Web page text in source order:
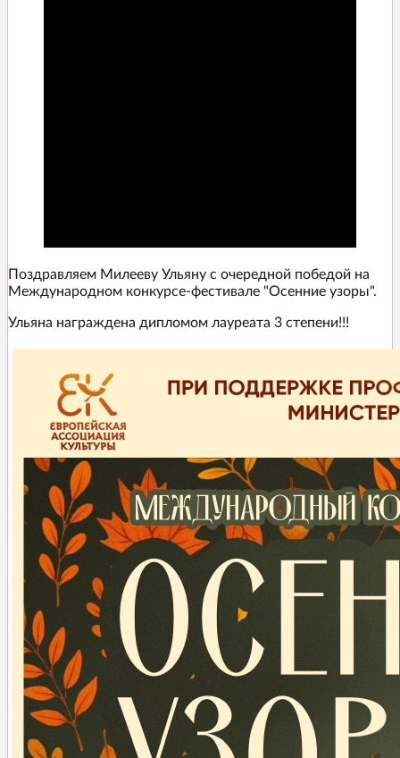
Поздравляем Милееву Ульяну с очередной победой на
Международном конкурсе-фестивале "Осенние узоры".
Ульяна награждена дипломом лауреата 3 степени!!!